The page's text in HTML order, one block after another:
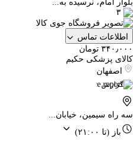
بلوار امام، نرسیده به...
۳
اطلاعات تماس
۳۴۰٫۰۰۰ تومان
کالای پزشکی حکیم
اصفهان
گزارش
سه راه سیمین، خیابان...
باز (تا ۲۱:۰۰)